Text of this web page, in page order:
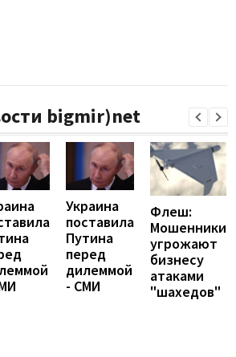
bigmir)net
Украина
поставила
Путина
перед
дилеммой
- СМИ
Флеш:
Мошенники
угрожают
бизнесу
атаками
"шахедов"